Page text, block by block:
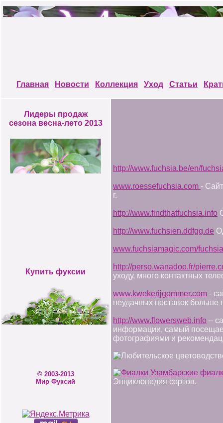
Главная Новости Коллекция Уход Статьи
Лидеры продаж
сезона весна-лето 2013
Купить фуксии
© 2003-2013
Мир Фуксий
http://www.fuchsia.be/en/
www.roessefuchsia.com -
г.
http://www.findthatfuchsia.info
http://www.fuchsien.ddfgg.de
www.fuchsiamagic.com/
http://perso.wanadoo.fr/
уходу, много контактных
www.kwekerijgommer.com -
неудачных поставок больше
http://www.flowersweb.info –
информации, самый
фотографиями и
Узамбарские
Энциклопедия сортов.